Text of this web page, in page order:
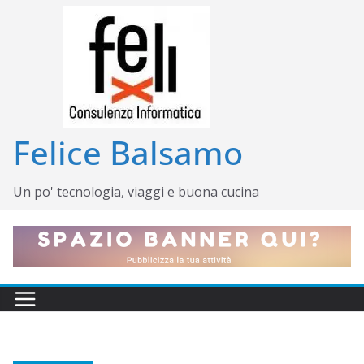
Felice Balsamo
Un po' tecnologia, viaggi e buona cucina